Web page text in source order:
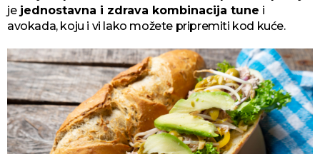
jejednostavna i zdrava kombinacija tune i
avokada, koju i vi lako možete pripremiti kod kuće.